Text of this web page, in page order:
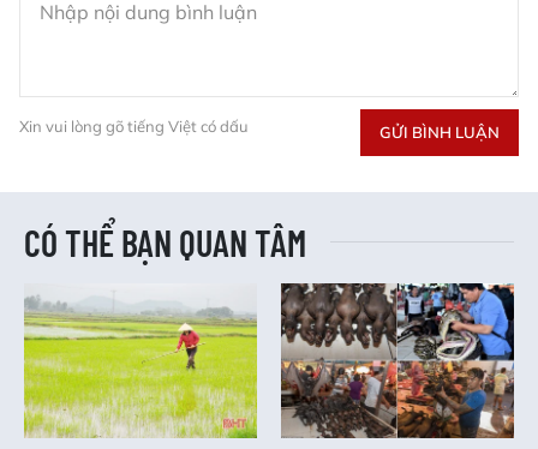
Xin vui lòng gõ tiếng Việt có dấu GỬI BÌNH LUẬN
CÓ THỂ BẠN QUAN TÂM